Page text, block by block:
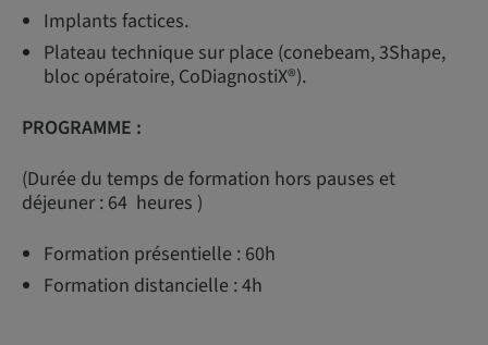
Implants factices.
Plateau technique sur place (conebeam, 3Shape,
bloc opératoire, CoDiagnostiX®).
PROGRAMME :
(Durée du temps de formation hors pauses et
déjeuner : 64 heures )
Formation présentielle : 60h
Formation distancielle : 4h